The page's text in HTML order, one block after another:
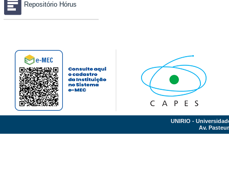
Repositório Hórus
UNIRIO -
Av.